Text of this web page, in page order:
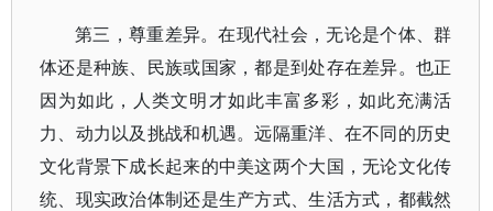
第三，尊重差异。在现代社会，无论是个体、群
体还是种族、民族或国家，都是到处存在差异。也正
因为如此，人类文明才如此丰富多彩，如此充满活
力、动力以及挑战和机遇。远隔重洋、在不同的历史
文化背景下成长起来的中美这两个大国，无论文化传
统、现实政治体制还是生产方式、生活方式，都截然